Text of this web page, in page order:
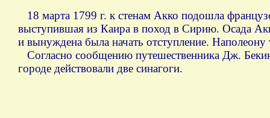
18 марта 1799 г. к стенам Акко подошла
выступившая из Каира в поход в Сирию. Осада
и вынуждена была начать отступление. Наполеону
Согласно сообщению путешественника Дж.
городе действовали две синагоги.